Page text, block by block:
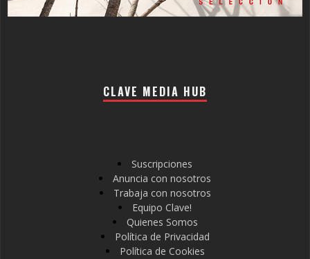
CLAVE MEDIA HUB
Suscripciones
Anuncia con nosotros
Trabaja con nosotros
Equipo Clave!
Quienes Somos
Política de Privacidad
Política de Cookies